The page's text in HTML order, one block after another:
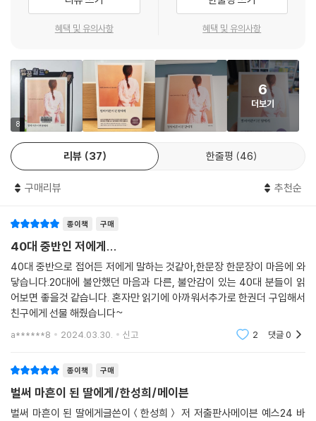
하지만 저자는 마흔의 흔들림 앞에서 너무 겁먹을 필요는 없다고 얘기한
다. 왜냐하면 마흔에 접어들며 경험하는 혼란은 전환의 시기가 왔음을 알
즉 이때의 혼란은 삶을 재정비하고 다시 성장하기 위해 누구나 거치는 당
연하고도 필수적인 과정이다. 저자 또한 서른일곱 살에 ‘중년의 위기’를 겪
으며 힘들었지만 그 덕분에 인생에서 정말로 중요한 것이 무엇인지를 깊이
생각해 볼 수 있었고, 중요치 않은 일들은 과감하게 정리해 나갈 수 있었다.
마흔을 앞두고 인생을 한 번 가지치기할 수 있었고, 그것은 이후의 삶에 큰
도움이 되었던 것이다.
상의 기준에 맞춰 오느라, 세상이 부여한 역할과 책임을 다하느라 억눌러
너의 모습들을 찾아보렴. 그러면 네게 가장 소중한 것들은 무엇인지, 네가
원하는 삶은 과연 어떤 것인지를 깨닫게 될 것이다. 그처럼 생의 의미와 목
적을 찾게 되면 앞으로 어떤 시련이 닥쳐오든 너는 무너지지 않을 것이다.”
“모든 걸 잘하려고 너무 애쓰지 마라.
설령 네가 아무것도 되지 못한다 해도 나는 너를 응원할 것이다”
- 살아오는 내내 듣고 싶었던, 그러나 그 누구에게도 듣지 못했던
쟁, 입사 경쟁, 승진 경쟁, 육아 경쟁… 삶을 경쟁하듯 살아온 그들에게 세
상은 말했다. 입시만 끝나면, 입사만 하면 고생 끝 행복 시작일 거라고. 하
혜택 및 유의사항 혜택 및 유의사항
8
6
더보기
리뷰 37 한줄평 46
구매리뷰 추천순
종이책 구매
40대 중반인 저에게...
40대 중반으로 접어든 저에게 말하는 것같아,한문장 한문장이 마음에 와
닿습니다.20대에 불안했던 마음과 다른, 불안감이 있는 40대 분들이 읽
어보면 좋을것 같습니다. 혼자만 읽기에 아까워서추가로 한권더 구입해서
친구에게 선물 해줬습니다~
a******8 2024.03.30. 신고 2 댓글0
종이책 구매
벌써 마흔이 된 딸에게/한성희/메이븐
벌써 마흔이 된 딸에게글쓴이＜한성희＞ 저 저출판사메이븐 예스24 바